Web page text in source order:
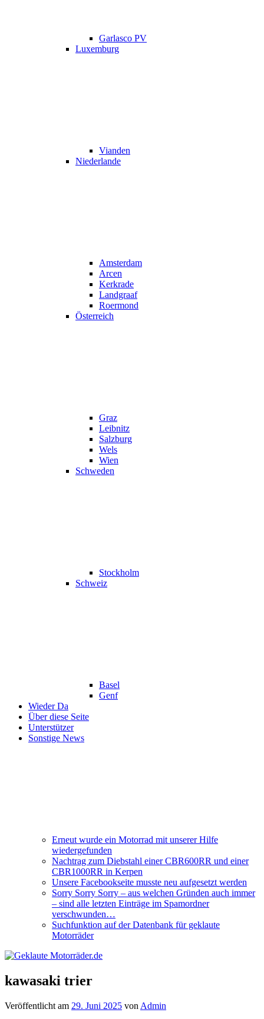
Garlasco PV
Luxemburg
Vianden
Niederlande
Amsterdam
Arcen
Kerkrade
Landgraaf
Roermond
Österreich
Graz
Leibnitz
Salzburg
Wels
Wien
Schweden
Stockholm
Schweiz
Basel
Genf
Wieder Da
Über diese Seite
Unterstützer
Sonstige News
Erneut wurde ein Motorrad mit unserer Hilfe
wiedergefunden
Nachtrag zum Diebstahl einer CBR600RR und einer
CBR1000RR in Kerpen
Unsere Facebookseite musste neu aufgesetzt werden
Sorry Sorry Sorry – aus welchen Gründen auch immer
– sind alle letzten Einträge im Spamordner
verschwunden…
Suchfunktion auf der Datenbank für geklaute
Motorräder
kawasaki trier
Veröffentlicht am 29. Juni 2025 von Admin